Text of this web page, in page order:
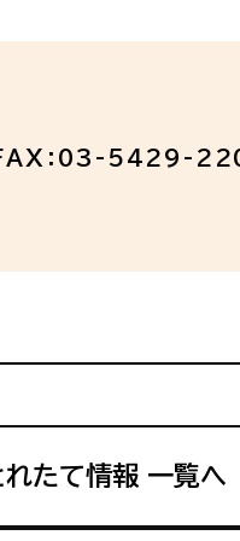
：03-5429-
れたて情報 一覧へ